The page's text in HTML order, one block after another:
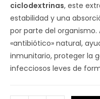
ciclodextrinas, este
estabilidad y una
por parte del
«antibiótico» natural,
inmunitario, proteger la
infecciosos leves de